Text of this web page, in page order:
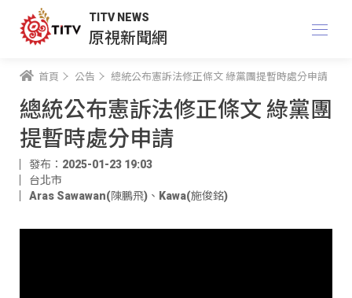
TITV NEWS
原視新聞網
首頁 公告 總統公布憲訴法修正條文 綠黨團提暫時處分申請
總統公布憲訴法修正條文 綠黨團
提暫時處分申請
發布：2025-01-23 19:03
台北市
Aras Sawawan(陳鵬飛) 、 Kawa(施俊銘)